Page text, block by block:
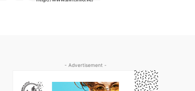
- Advertisement -